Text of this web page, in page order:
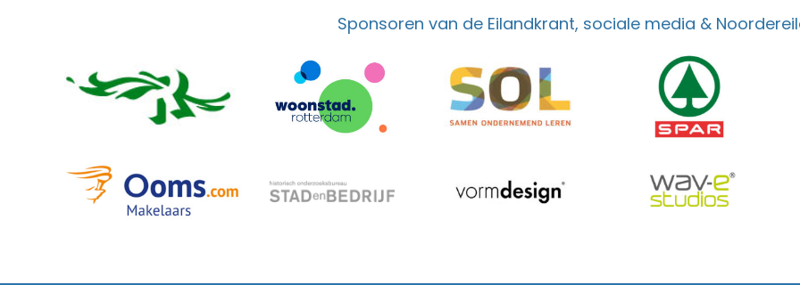
Sponsoren van de Eilandkrant, sociale media &